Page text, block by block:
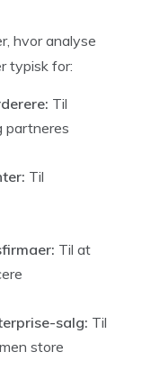
hvor analyse
typisk for:
Til
partneres
Til
Til at
salg: Til
store